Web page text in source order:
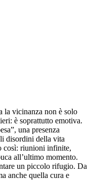
la vicinanza non è solo
è soprattutto emotiva.
una presenza
disordini della vita
così: riunioni infinite,
all’ultimo momento.
un piccolo rifugio. Da
anche quella cura e